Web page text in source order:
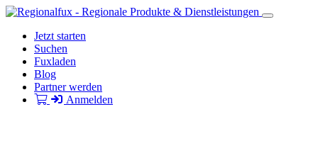
Jetzt starten
Suchen
Fuxladen
Blog
Partner werden
Anmelden